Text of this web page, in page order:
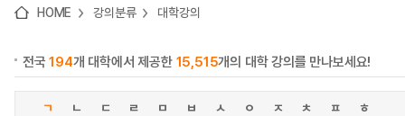
HOME 강의분류 대학강의
전국194개 대학에서 제공한 15,515개의 대학 강의를 만나보세요!
ㄱ ㄴ ㄷ ㄹ ㅁ ㅂ ㅅ ㅇ ㅈ ㅊ ㅍ ㅎ